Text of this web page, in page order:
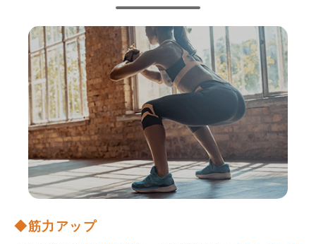
◆筋力アップ